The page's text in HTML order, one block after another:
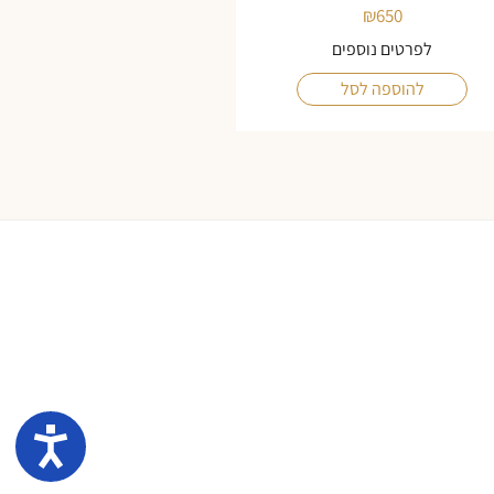
₪650
לפרטים נוספים
להוספה לסל